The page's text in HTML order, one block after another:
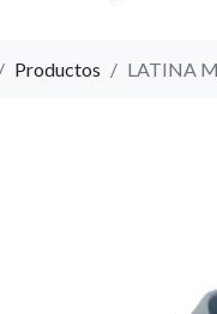
Productos LATINA